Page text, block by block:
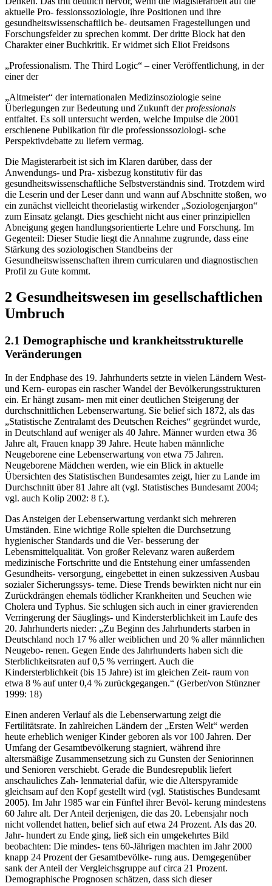
aktuelle Pro- fessionssoziologie, ihre Positionen und ihre
gesundheitswissenschaftlich be- deutsamen Fragestellungen und
Forschungsfelder zu sprechen kommt. Der dritte Block hat den
Charakter einer Buchkritik. Er widmet sich Eliot Freidsons
„Professionalism. The Third Logic“ – einer Veröffentlichung, in der
einer der
„Altmeister“ der internationalen Medizinsoziologie seine
Überlegungen zur Bedeutung und Zukunft derprofessionals
entfaltet. Es soll untersucht werden, welche Impulse die 2001
erschienene Publikation für die professionssoziologi- sche
Perspektivdebatte zu liefern vermag.
Die Magisterarbeit ist sich im Klaren darüber, dass der
Anwendungs- und Pra- xisbezug konstitutiv für das
gesundheitswissenschaftliche Selbstverständnis sind. Trotzdem wird
die Leserin und der Leser dann und wann auf Abschnitte stoßen, wo
ein zunächst vielleicht theorielastig wirkender „Soziologenjargon“
zum Einsatz gelangt. Dies geschieht nicht aus einer prinzipiellen
Abneigung gegen handlungsorientierte Lehre und Forschung. Im
Gegenteil: Dieser Studie liegt die Annahme zugrunde, dass eine
Stärkung des soziologischen Standbeins der
Gesundheitswissenschaften ihrem curricularen und diagnostischen
Profil zu Gute kommt.
2 Gesundheitswesen im gesellschaftlichen
Umbruch
2.1 Demographische und krankheitsstrukturelle
Veränderungen
In der Endphase des 19. Jahrhunderts setzte in vielen Ländern West-
und Kern- europas ein rascher Wandel der Bevölkerungsstrukturen
ein. Er hängt zusam- men mit einer deutlichen Steigerung der
durchschnittlichen Lebenserwartung. Sie belief sich 1872, als das
„Statistische Zentralamt des Deutschen Reiches“ gegründet wurde,
in Deutschland auf weniger als 40 Jahre. Männer wurden etwa 36
Jahre alt, Frauen knapp 39 Jahre. Heute haben männliche
Neugeborene eine Lebenserwartung von etwa 75 Jahren.
Neugeborene Mädchen werden, wie ein Blick in aktuelle
Übersichten des Statistischen Bundesamtes zeigt, hier zu Lande im
Durchschnitt über 81 Jahre alt (vgl. Statistisches Bundesamt 2004;
vgl. auch Kolip 2002: 8 f.).
Das Ansteigen der Lebenserwartung verdankt sich mehreren
Umständen. Eine wichtige Rolle spielten die Durchsetzung
hygienischer Standards und die Ver- besserung der
Lebensmittelqualität. Von großer Relevanz waren außerdem
medizinische Fortschritte und die Entstehung einer umfassenden
Gesundheits- versorgung, eingebettet in einen sukzessiven Ausbau
sozialer Sicherungssys- teme. Diese Trends bewirkten nicht nur ein
Zurückdrängen ehemals tödlicher Krankheiten und Seuchen wie
Cholera und Typhus. Sie schlugen sich auch in einer gravierenden
Verringerung der Säuglings- und Kindersterblichkeit im Laufe des
20. Jahrhunderts nieder: „Zu Beginn des Jahrhunderts starben in
Deutschland noch 17 % aller weiblichen und 20 % aller männlichen
Neugebo- renen. Gegen Ende des Jahrhunderts haben sich die
Sterblichkeitsraten auf 0,5 % verringert. Auch die
Kindersterblichkeit (bis 15 Jahre) ist im gleichen Zeit- raum von
etwa 8 % auf unter 0,4 % zurückgegangen.“ (Gerber/von Stünzner
1999: 18)
Einen anderen Verlauf als die Lebenserwartung zeigt die
Fertilitätsrate. In zahlreichen Ländern der „Ersten Welt“ werden
heute erheblich weniger Kinder geboren als vor 100 Jahren. Der
Umfang der Gesamtbevölkerung stagniert, während ihre
altersmäßige Zusammensetzung sich zu Gunsten der Seniorinnen
und Senioren verschiebt. Gerade die Bundesrepublik liefert
anschauliches Zah- lenmaterial dafür, wie die Alterspyramide
gleichsam auf den Kopf gestellt wird (vgl. Statistisches Bundesamt
2005). Im Jahr 1985 war ein Fünftel ihrer Bevöl- kerung mindestens
60 Jahre alt. Der Anteil derjenigen, die das 20. Lebensjahr noch
nicht vollendet hatten, belief sich auf etwa 24 Prozent. Als das 20.
Jahr- hundert zu Ende ging, ließ sich ein umgekehrtes Bild
beobachten: Die mindes- tens 60-Jährigen machten im Jahr 2000
knapp 24 Prozent der Gesamtbevölke- rung aus. Demgegenüber
sank der Anteil der Vergleichsgruppe auf circa 21 Prozent.
Demographische Prognosen schätzen, dass sich dieser